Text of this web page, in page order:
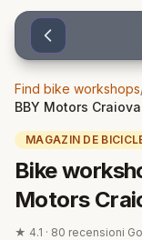
Sari la conținut
Find bike workshops
BBY Motors
MAGAZIN DE
Bike
Motors
★ 4.1 · 80 recensioni